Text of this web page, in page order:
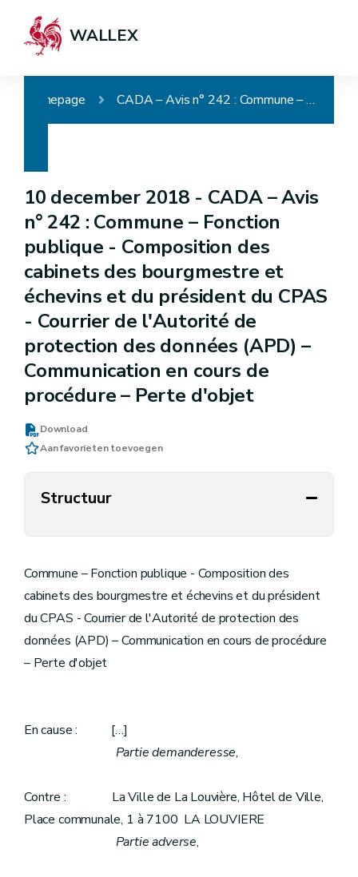
WALLEX
Homepage CADA – Avis n° 242 : Commune – Fonction publique - Composition des cabinets des bourgmestre et échevins et du président du CPAS - Courrier de l'Autorité de protection des données (APD) – Communication en cours de procédure – Perte d'objet
10 december 2018 - CADA – Avis
n° 242 : Commune – Fonction
publique - Composition des
cabinets des bourgmestre et
échevins et du président du CPAS
- Courrier de l'Autorité de
protection des données (APD) –
Communication en cours de
procédure – Perte d'objet
Download
Aan favorieten toevoegen
Structuur
Commune – Fonction publique - Composition des
cabinets des bourgmestre et échevins et du président
du CPAS - Courrier de l'Autorité de protection des
données (APD) – Communication en cours de procédure
– Perte d'objet
En cause : […]
Partie demanderesse,
Contre : La Ville de La Louvière, Hôtel de Ville,
Place communale, 1 à 7100 LA LOUVIERE
Partie adverse,